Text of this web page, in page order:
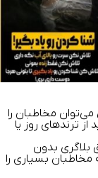
می‌توان مخاطبان را
ترندهای روز یا
بلاگری بدون
بسیاری را